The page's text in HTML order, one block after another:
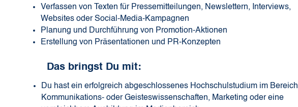
Verfassen von Texten für Pressemitteilungen, Newslettern, Interviews,
Websites oder Social-Media-Kampagnen
Planung und Durchführung von Promotion-Aktionen
Erstellung von Präsentationen und PR-Konzepten
Das bringst Du mit:
Du hast ein erfolgreich abgeschlossenes Hochschulstudium im Bereich
Kommunikations- oder Geisteswissenschaften, Marketing oder eine